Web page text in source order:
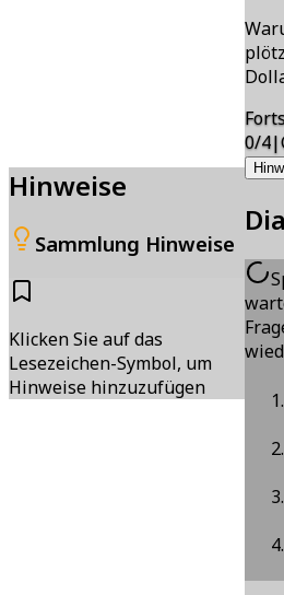
Hinweise
Sammlung Hinweise
Klicken Sie auf das
Lesezeichen-Symbol, um
Hinweise hinzuzufügen
0/4|